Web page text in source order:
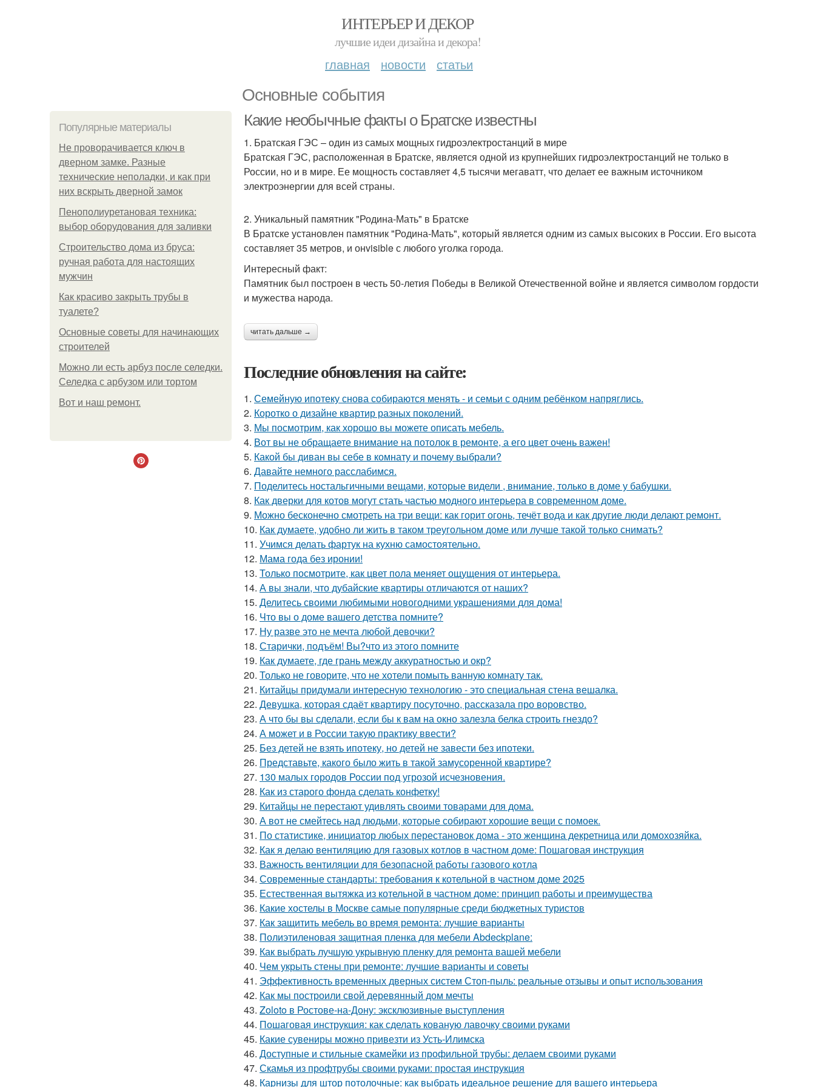
ИНТЕРЬЕР И ДЕКОР
лучшие идеи дизайна и декора!
главная новости статьи
Основные события
Популярные материалы
Не проворачивается ключ в
дверном замке. Разные
технические неполадки, и как при
них вскрыть дверной замок
Пенополиуретановая техника:
выбор оборудования для заливки
Строительство дома из бруса:
ручная работа для настоящих
мужчин
Как красиво закрыть трубы в
туалете?
Основные советы для начинающих
строителей
Можно ли есть арбуз после селедки.
Селедка с арбузом или тортом
Boт и наш ремoнт.
Какие необычные факты о Братске известны
1. Братская ГЭС – один из самых мощных гидроэлектростанций в мире
Братская ГЭС, расположенная в Братске, является одной из крупнейших гидроэлектростанций не только в
России, но и в мире. Ее мощность составляет 4,5 тысячи мегаватт, что делает ее важным источником
электроэнергии для всей страны.
2. Уникальный памятник "Родина-Мать" в Братске
В Братске установлен памятник "Родина-Мать", который является одним из самых высоких в России. Его высота
составляет 35 метров, и онvisible с любого уголка города.
Интересный факт:
Памятник был построен в честь 50-летия Победы в Великой Отечественной войне и является символом гордости
и мужества народа.
читать дальше →
Последние обновления на сайте:
1. Семейную ипотеку снова собираются менять - и семьи с одним ребёнком напряглись.
2. Коротко о дизайне квартир разных поколений.
3. Мы посмотрим, как хорошо вы можете описать мебель.
4. Вот вы не обращаете внимание на потолок в ремонте, а его цвет очень важен!
5. Какой бы диван вы себе в комнату и почему выбрали?
6. Давайте немного расслабимся.
7. Поделитесь ностальгичными вещами, которые видели , внимание, только в доме у бабушки.
8. Как дверки для котов могут стать частью модного интерьера в современном доме.
9. Можно бесконечно смотреть на три вещи: как горит огонь, течёт вода и как другие люди делают ремонт.
10. Как думаете, удобно ли жить в таком треугольном доме или лучше такой только снимать?
11. Учимся делать фартук на кухню самостоятельно.
12. Мама года без иронии!
13. Только посмотрите, как цвет пола меняет ощущения от интерьера.
14. А вы знали, что дубайские квартиры отличаются от наших?
15. Делитесь своими любимыми новогодними украшениями для дома!
16. Что вы о доме вашего детства помните?
17. Ну разве это не мечта любой девочки?
18. Старички, подъём! Вы?что из этого помните
19. Как думаете, где грань между аккуратностью и окр?
20. Только не говорите, что не хотели помыть ванную комнату так.
21. Китайцы придумали интересную технологию - это специальная стена вешалка.
22. Девушка, которая сдаёт квартиру посуточно, рассказала про воровство.
23. А что бы вы сделали, если бы к вам на окно залезла белка строить гнездо?
24. А может и в России такую практику ввести?
25. Без детей не взять ипотеку, но детей не завести без ипотеки.
26. Представьте, какого было жить в такой замусоренной квартире?
27. 130 малых городов России под угрозой исчезновения.
28. Как из старого фонда сделать конфетку!
29. Китайцы не перестают удивлять своими товарами для дома.
30. А вот не смейтесь над людьми, которые собирают хорошие вещи с помоек.
31. По статистике, инициатор любых перестановок дома - это женщина декретница или домохозяйка.
32. Как я делаю вентиляцию для газовых котлов в частном доме: Пошаговая инструкция
33. Важность вентиляции для безопасной работы газового котла
34. Современные стандарты: требования к котельной в частном доме 2025
35. Естественная вытяжка из котельной в частном доме: принцип работы и преимущества
36. Какие хостелы в Москве самые популярные среди бюджетных туристов
37. Как защитить мебель во время ремонта: лучшие варианты
38. Полиэтиленовая защитная пленка для мебели Abdeckplane:
39. Как выбрать лучшую укрывную пленку для ремонта вашей мебели
40. Чем укрыть стены при ремонте: лучшие варианты и советы
41. Эффективность временных дверных систем Стоп-пыль: реальные отзывы и опыт использования
42. Как мы построили свой деревянный дом мечты
43. Zoloto в Ростове-на-Дону: эксклюзивные выступления
44. Пошаговая инструкция: как сделать кованую лавочку своими руками
45. Какие сувениры можно привезти из Усть-Илимска
46. Доступные и стильные скамейки из профильной трубы: делаем своими руками
47. Скамья из профтрубы своими руками: простая инструкция
48. Карнизы для штор потолочные: как выбрать идеальное решение для вашего интерьера